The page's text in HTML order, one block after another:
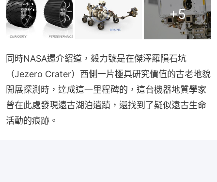
+5
同時NASA還介紹道，毅力號是在傑澤羅隕石坑
（Jezero Crater）西側一片極具研究價值的古老地貌
開展探測時，達成這一里程碑的，這台機器地質學家
曾在此處發現遠古湖泊遺蹟，還找到了疑似遠古生命
活動的痕跡。